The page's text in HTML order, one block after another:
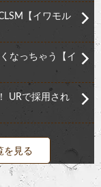
【イワモル
なっちゃう【イ
URで採用され
を見る